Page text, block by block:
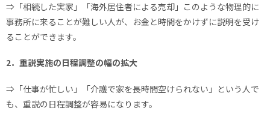
⇒「相続した実家」「海外居住者による売却」このような物理的に
事務所に来ることが難しい人が、お金と時間をかけずに説明を受け
ることができます。
2．重説実施の日程調整の幅の拡大
⇒「仕事が忙しい」「介護で家を長時間空けられない」という人で
も、重説の日程調整が容易になります。